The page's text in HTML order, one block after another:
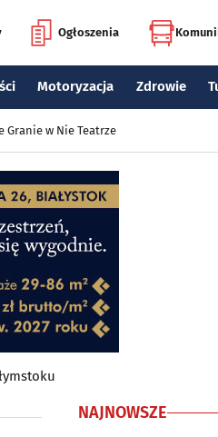
Ogłoszenia
Motoryzacja Zdrowie
Granie w Nie Teatrze
NAJNOWSZE